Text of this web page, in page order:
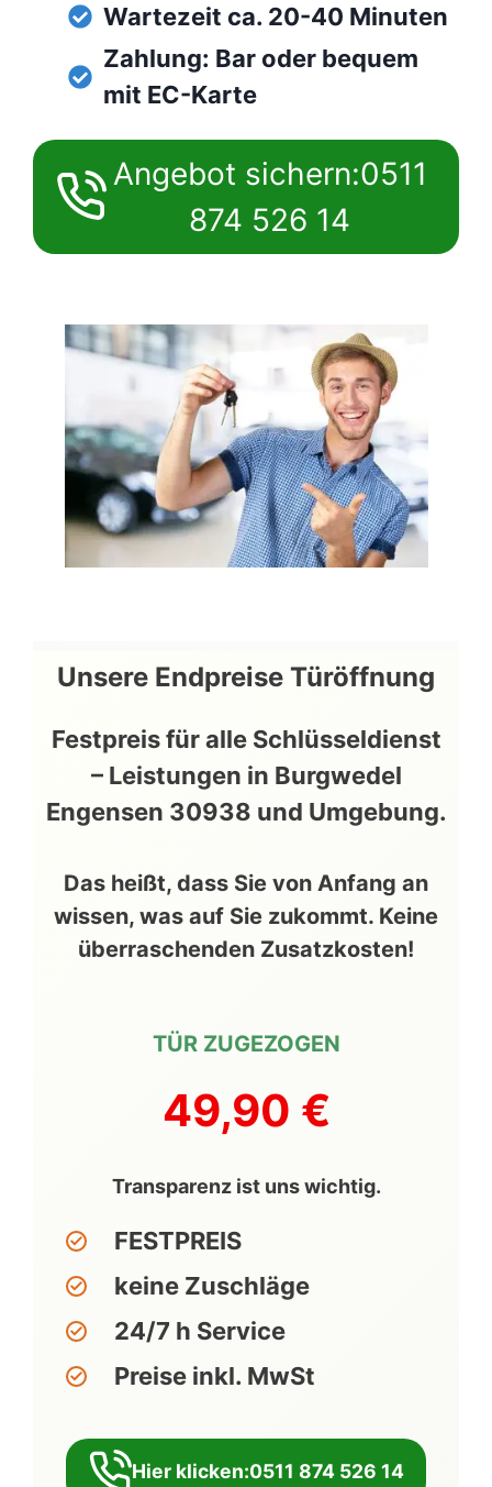
Wartezeit ca. 20-40 Minuten
Zahlung: Bar oder bequem
mit EC-Karte
Angebot sichern:0511
874 526 14
Unsere Endpreise Türöffnung
Festpreis für alle Schlüsseldienst
– Leistungen in Burgwedel
Engensen 30938 und Umgebung.
Das heißt, dass Sie von Anfang an
wissen, was auf Sie zukommt. Keine
überraschenden Zusatzkosten!
TÜR ZUGEZOGEN
49,90 €
Transparenz ist uns wichtig.
FESTPREIS
keine Zuschläge
24/7 h Service
Preise inkl. MwSt
Hier klicken:0511 874 526 14